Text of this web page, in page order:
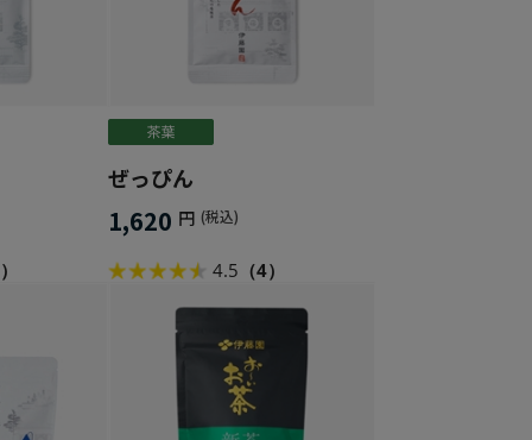
ぜっぴん
1,620 円 (税込)
4.5 （4）